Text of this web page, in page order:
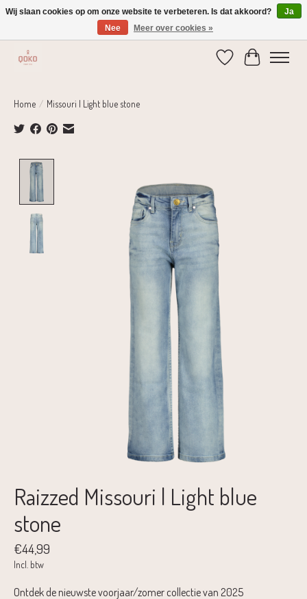
Verzending 1-2 dagen | Gratis verzending vanaf € 75,-
Verlanglijst
Home / Missouri | Light blue stone
Raizzed Missouri | Light blue
stone
€44,99
Incl. btw
Ontdek de nieuwste voorjaar/zomer collectie van 2025
Wij slaan cookies op om onze website te verbeteren. Is dat akkoord?
Ja
Nee
Meer over cookies »